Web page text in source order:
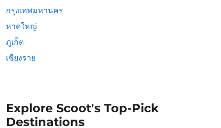
กรุงเทพมหานคร
หาดใหญ่
ภูเก็ต
เชียงราย
Explore Scoot's Top-Pick
Destinations